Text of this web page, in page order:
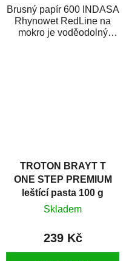
Brusný papír 600 INDASA
Rhynowet RedLine na
mokro je voděodolný
TROTON BRAYT T
ONE STEP PREMIUM
leštící pasta 100 g
Skladem
239 Kč